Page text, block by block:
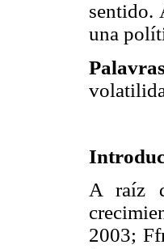
sentido.
una
A raíz
2003;